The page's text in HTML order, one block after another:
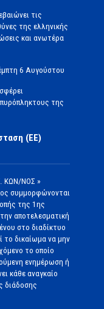
τις
της ελληνικής
και ανωτέρα
6 Αυγούστου
της
(ΕΕ)
ΚΩΝ/ΝΟΣ »
συμμορφώνονται
της 1ης
αποτελεσματική
στο διαδίκτυο
το δικαίωμα να μην
το οποίο
ενημέρωση ή
κάθε αναγκαίο
διάδοσης